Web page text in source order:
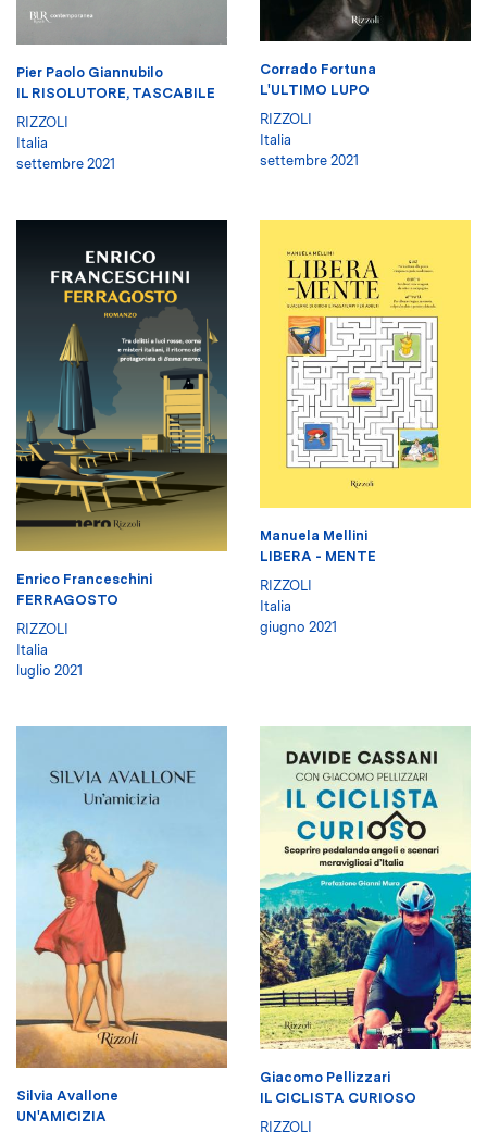
Pier Paolo Giannubilo
IL RISOLUTORE, TASCABILE
RIZZOLI
Italia
settembre 2021
Corrado Fortuna
L'ULTIMO LUPO
RIZZOLI
Italia
settembre 2021
Enrico Franceschini
FERRAGOSTO
RIZZOLI
Italia
luglio 2021
Manuela Mellini
LIBERA - MENTE
RIZZOLI
Italia
giugno 2021
Silvia Avallone
UN'AMICIZIA
Giacomo Pellizzari
IL CICLISTA CURIOSO
RIZZOLI